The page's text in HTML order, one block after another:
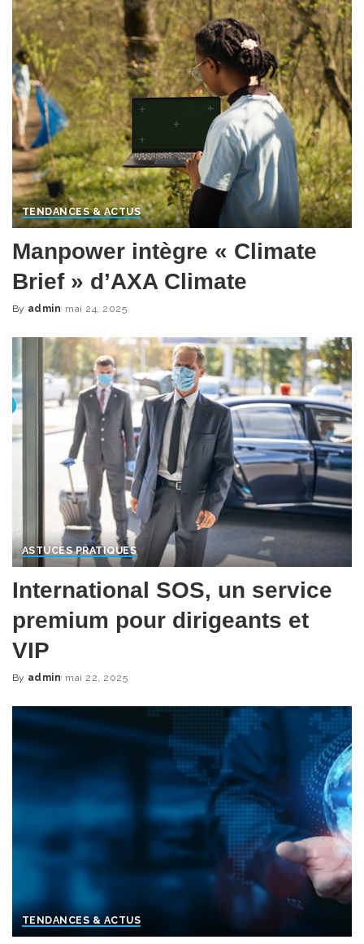
TENDANCES & ACTUS
Manpower intègre « Climate
Brief » d’AXA Climate
Posted
By admin mai 24, 2025
ASTUCES PRATIQUES
International SOS, un service
premium pour dirigeants et
VIP
Posted
By admin mai 22, 2025
TENDANCES & ACTUS